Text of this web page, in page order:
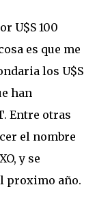
U$S 100
es que me
los U$S
han
Entre otras
el nombre
y se
proximo año.